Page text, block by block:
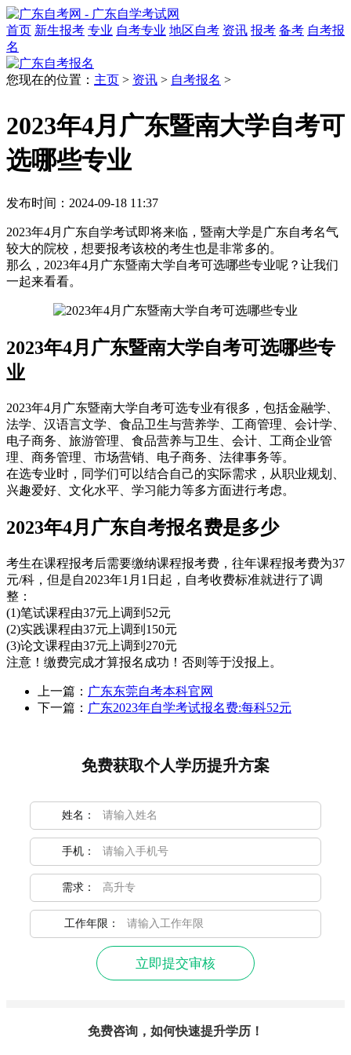
首页 新生报考 专业 自考专业 地区自考 资讯 报考 备考 自考报
名
您现在的位置： 主页 > 资讯 > 自考报名 >
2023年4月广东暨南大学自考可
选哪些专业
发布时间：2024-09-18 11:37
2023年4月广东自学考试即将来临，暨南大学是广东自考名气
较大的院校，想要报考该校的考生也是非常多的。
那么，2023年4月广东暨南大学自考可选哪些专业呢？让我们
一起来看看。
2023年4月广东暨南大学自考可选哪些专
业
2023年4月广东暨南大学自考可选专业有很多，包括金融学、
法学、汉语言文学、食品卫生与营养学、工商管理、会计学、
电子商务、旅游管理、食品营养与卫生、会计、工商企业管
理、商务管理、市场营销、电子商务、法律事务等。
在选专业时，同学们可以结合自己的实际需求，从职业规划、
兴趣爱好、文化水平、学习能力等多方面进行考虑。
2023年4月广东自考报名费是多少
考生在课程报考后需要缴纳课程报考费，往年课程报考费为37
元/科，但是自2023年1月1日起，自考收费标准就进行了调
整：
(1)笔试课程由37元上调到52元
(2)实践课程由37元上调到150元
(3)论文课程由37元上调到270元
注意！缴费完成才算报名成功！否则等于没报上。
上一篇： 广东东莞自考本科官网
下一篇： 广东2023年自学考试报名费:每科52元
免费获取个人学历提升方案
姓名：
手机：
需求：
工作年限：
立即提交审核
免费咨询，如何快速提升学历！